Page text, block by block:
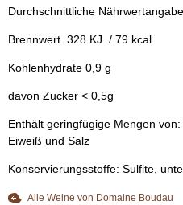
Durchschnittliche
Brennwert 328 KJ / 79 kcal
Kohlenhydrate 0,9 g
davon Zucker < 0,5g
Enthält geringfügige Mengen
Eiweiß und Salz
Konservierungsstoffe: Sulfite,
Alle Weine von Domaine Boudau